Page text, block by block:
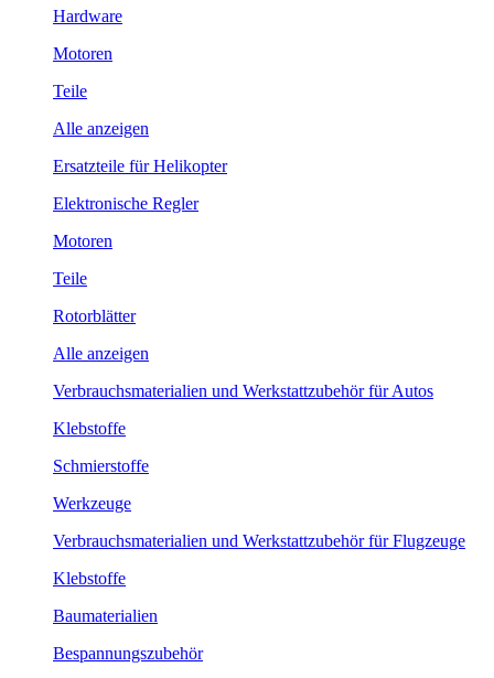
Hardware
Motoren
Teile
Alle anzeigen
Ersatzteile für Helikopter
Elektronische Regler
Motoren
Teile
Rotorblätter
Alle anzeigen
Verbrauchsmaterialien und Werkstattzubehör für Autos
Klebstoffe
Schmierstoffe
Werkzeuge
Verbrauchsmaterialien und Werkstattzubehör für Flugzeuge
Klebstoffe
Baumaterialien
Bespannungszubehör